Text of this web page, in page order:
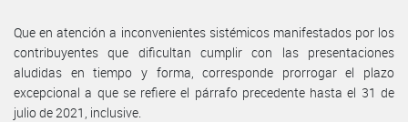
Que en atención a inconvenientes sistémicos manifestados por los
contribuyentes que dificultan cumplir con las presentaciones
aludidas en tiempo y forma, corresponde prorrogar el plazo
excepcional a que se refiere el párrafo precedente hasta el 31 de
julio de 2021, inclusive.